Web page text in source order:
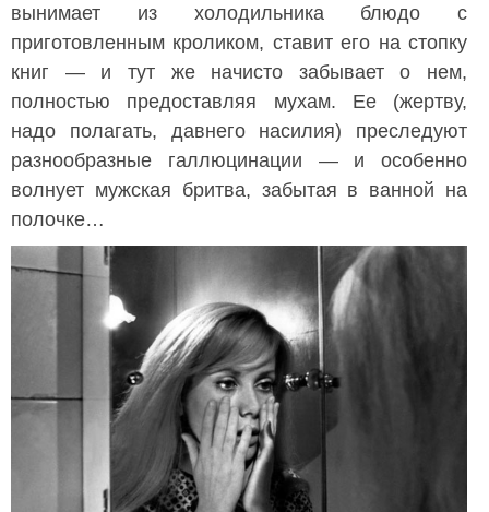
вынимает из холодильника блюдо с
приготовленным кроликом, ставит его на стопку
книг — и тут же начисто забывает о нем,
полностью предоставляя мухам. Ее (жертву,
надо полагать, давнего насилия) преследуют
разнообразные галлюцинации — и особенно
волнует мужская бритва, забытая в ванной на
полочке…